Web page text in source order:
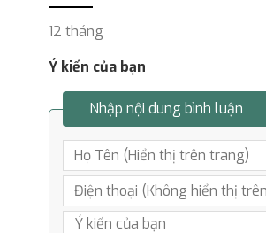
12 tháng
Ý kiến của bạn
Nhập nội dung bình luận